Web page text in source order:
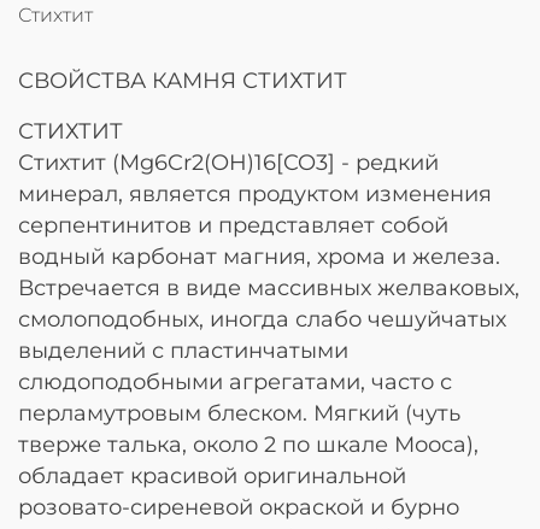
Стихтит
СВОЙСТВА КАМНЯ СТИХТИТ
СТИХТИТ
Стихтит (Mg6Cr2(OH)16[CO3] - редкий
минерал, является продуктом изменения
серпентинитов и представляет собой
водный карбонат магния, хрома и железа.
Встречается в виде массивных желваковых,
смолоподобных, иногда слабо чешуйчатых
выделений с пластинчатыми
слюдоподобными агрегатами, часто с
перламутровым блеском. Мягкий (чуть
тверже талька, около 2 по шкале Мооса),
обладает красивой оригинальной
розовато-сиреневой окраской и бурно